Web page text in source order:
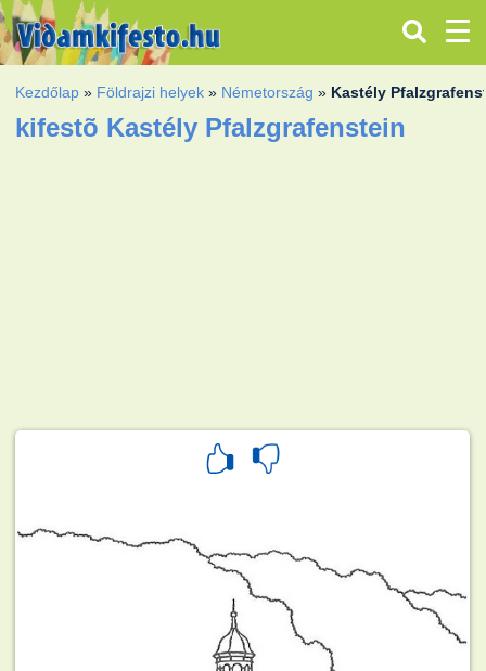
Kezdőlap » Földrajzi helyek » Németország » Kastély
kifestõ Kastély Pfalzgrafenstein